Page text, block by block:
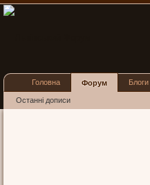
Головна Форум
Останні дописи
Блоги